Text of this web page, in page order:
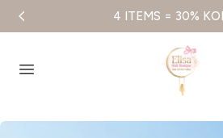
de inhoud 4 ITEMS = 30%